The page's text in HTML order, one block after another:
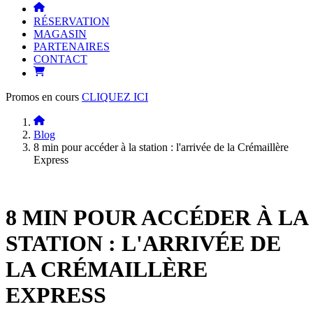
RÉSERVATION
MAGASIN
PARTENAIRES
CONTACT
Promos en cours CLIQUEZ ICI
Blog
8 min pour accéder à la station : l'arrivée de la Crémaillère
Express
8 MIN POUR ACCÉDER À LA
STATION : L'ARRIVÉE DE
LA CRÉMAILLÈRE
EXPRESS